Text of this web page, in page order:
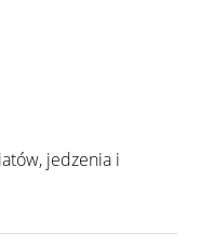
jedzenia i